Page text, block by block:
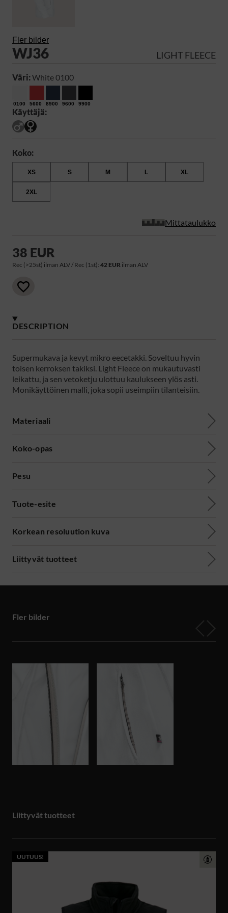
Fler bilder
WJ36 LIGHT FLEECE
Väri:White 0100
0100 5600 8900 9600 9900
Käyttäjä:
Koko:
XS S M L XL
2XL
Mittataulukko
38 EUR
Rec (>25st) ilman ALV / Rec (1st): 42 EUR ilman ALV
DESCRIPTION
Supermukava ja kevyt mikro eecetakki. Soveltuu hyvin
toisen kerroksen takiksi. Light Fleece on mukautuvasti
leikattu, ja sen vetoketju ulottuu kaulukseen ylös asti.
Monikäyttöinen malli, joka sopii useimpiin tilanteisiin.
Materiaali
Koko-opas
Pesu
Tuote-esite
Korkean resoluution kuva
Liittyvät tuotteet
Fler bilder
Liittyvät tuotteet
UUTUUS!